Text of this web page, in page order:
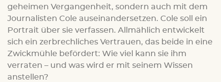
geheimen Vergangenheit, sondern auch mit dem
Journalisten Cole auseinandersetzen. Cole soll ein
Portrait über sie verfassen. Allmählich entwickelt
sich ein zerbrechliches Vertrauen, das beide in eine
Zwickmühle befördert: Wie viel kann sie ihm
verraten – und was wird er mit seinem Wissen
anstellen?